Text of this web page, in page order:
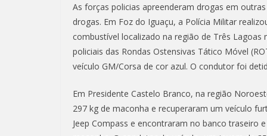
As forças policias apreenderam drogas em
drogas. Em Foz do Iguaçu, a Polícia Militar
combustível localizado na região de Três
policiais das Rondas Ostensivas Tático Móvel
veículo GM/Corsa de cor azul. O condutor foi
Em Presidente Castelo Branco, na região
297 kg de maconha e recuperaram um veículo
Jeep Compass e encontraram no banco traseiro